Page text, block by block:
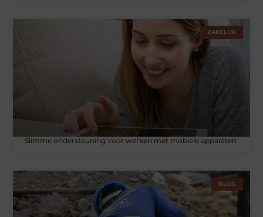
ZAKELIJK
Slimme ondersteuning voor werken met mobiele apparaten
BLOG